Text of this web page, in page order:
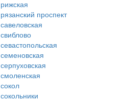
рижская
рязанский проспект
савеловская
свиблово
севастопольская
семеновская
серпуховская
смоленская
сокол
сокольники